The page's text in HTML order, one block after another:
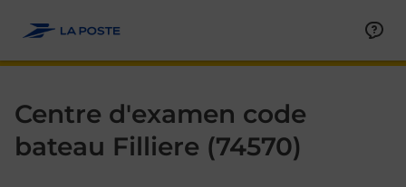
Centre d'examen code
bateau Filliere (74570)